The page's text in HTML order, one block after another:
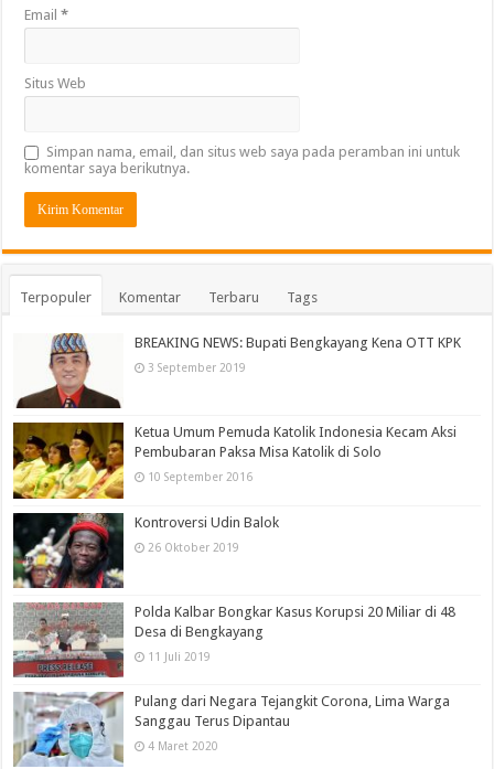
Email*
Situs Web
Simpan nama, email, dan situs web saya pada peramban ini untuk
komentar saya berikutnya.
Terpopuler Komentar Terbaru Tags
BREAKING NEWS: Bupati Bengkayang Kena OTT KPK
3 September 2019
Ketua Umum Pemuda Katolik Indonesia Kecam Aksi
Pembubaran Paksa Misa Katolik di Solo
10 September 2016
Kontroversi Udin Balok
26 Oktober 2019
Polda Kalbar Bongkar Kasus Korupsi 20 Miliar di 48
Desa di Bengkayang
11 Juli 2019
Pulang dari Negara Tejangkit Corona, Lima Warga
Sanggau Terus Dipantau
4 Maret 2020